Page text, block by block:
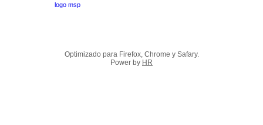
Optimizado para Firefox, Chrome y Safary.
Power by HR